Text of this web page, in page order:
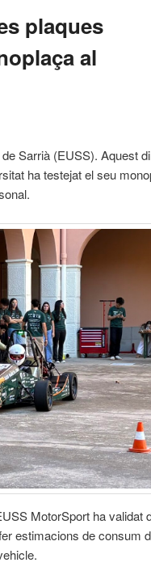
plaques
al
Sarrià (EUSS). Aquest
ha testejat el seu
MotorSport ha validat
estimacions de consum